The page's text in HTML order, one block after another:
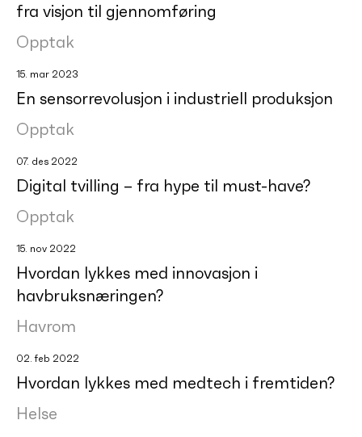
fra visjon til gjennomføring
Opptak
15. mar 2023
En sensorrevolusjon i industriell produksjon
Opptak
07. des 2022
Digital tvilling – fra hype til must-have?
Opptak
15. nov 2022
Hvordan lykkes med innovasjon i
havbruksnæringen?
Havrom
02. feb 2022
Hvordan lykkes med medtech i fremtiden?
Helse